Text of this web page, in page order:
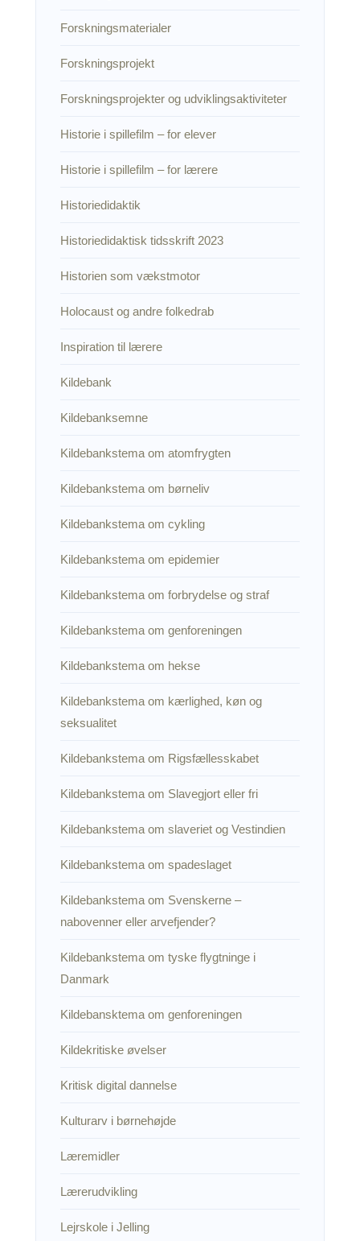
Forskningsmaterialer
Forskningsprojekt
Forskningsprojekter og udviklingsaktiviteter
Historie i spillefilm – for elever
Historie i spillefilm – for lærere
Historiedidaktik
Historiedidaktisk tidsskrift 2023
Historien som vækstmotor
Holocaust og andre folkedrab
Inspiration til lærere
Kildebank
Kildebanksemne
Kildebankstema om atomfrygten
Kildebankstema om børneliv
Kildebankstema om cykling
Kildebankstema om epidemier
Kildebankstema om forbrydelse og straf
Kildebankstema om genforeningen
Kildebankstema om hekse
Kildebankstema om kærlighed, køn og
seksualitet
Kildebankstema om Rigsfællesskabet
Kildebankstema om Slavegjort eller fri
Kildebankstema om slaveriet og Vestindien
Kildebankstema om spadeslaget
Kildebankstema om Svenskerne –
nabovenner eller arvefjender?
Kildebankstema om tyske flygtninge i
Danmark
Kildebansktema om genforeningen
Kildekritiske øvelser
Kritisk digital dannelse
Kulturarv i børnehøjde
Læremidler
Lærerudvikling
Lejrskole i Jelling